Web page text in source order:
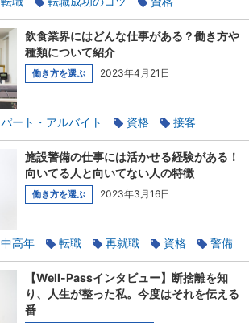
履歴書
飲食業界にはどんな仕事がある？働き方や
種類について紹介
働き方を選ぶ 2023年4月21日
パート・アルバイト 資格
接客
施設警備の仕事には活かせる経験がある！
向いてる人と向いてない人の特徴
働き方を選ぶ 2023年3月16日
中高年 転職 再就職 資格 警備
【Well-Passインタビュー】断捨離を知
り、人生が整った私。今度はそれを伝える
番